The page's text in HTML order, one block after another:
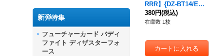
新弾特集
フューチャーカード バディ
ファイト ディザスターフォ
ース
RRR】{DZ-BT14/EX0
7}《ドラゴンエンパイ
ア》
380円(税込)
在庫数 1枚